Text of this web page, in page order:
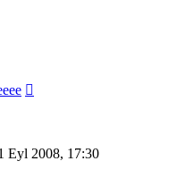
Eyl 2008, 17:30